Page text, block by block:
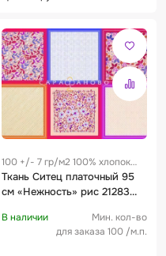
100 +/- 7 гр/м2 100% хлопок
0.19 м
Ткань Ситец платочный 95
см «Нежность» рис 21283
В наличии
Мин. кол-во
для заказа 100 /м.п.